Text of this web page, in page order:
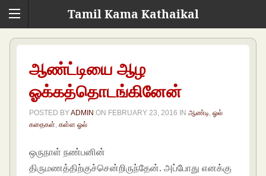
Tamil Kama Kathaikal
ஆண்ட்டியை ஆழ
ஓக்கத்தொடங்கினேன்
POSTED BYADMIN ON FEBRUARY 23, 2016 INஆண்டி ,ஓல்
கதைகள் ,கள்ள ஓல்
ஒருநாள் நண்பனின்
திருமணத்திற்குச்சென்றிருந்தேன். அப்போது எனக்கு